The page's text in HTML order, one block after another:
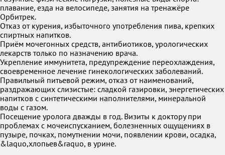
плавание, езда на велосипеде, занятия на тренажёре
Орбитрек.
Отказ от курения, избыточного употребления пива, крепких
спиртных напитков.
Приём мочегонных средств, антибиотиков, урологических
лекарств только по назначению врача.
Укрепление иммунитета, предупреждение переохлаждения,
своевременное лечение гинекологических заболеваний.
Правильный питьевой режим, отказ от наименований,
раздражающих слизистые: сладкой газировки, энергетических
напитков с синтетическими наполнителями, минеральной
воды с газом.
Посещение уролога дважды в год. Визиты к доктору при
проблемах с мочеиспусканием, болезненных ощущениях в
пузыре, почках, помутнении мочи, появлении крови, осадка,
&laquo,хлопьев&raquo, в урине.